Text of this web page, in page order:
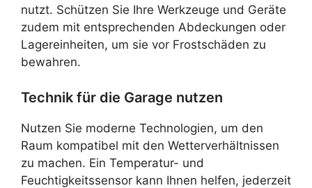
nutzt. Schützen Sie Ihre Werkzeuge und Geräte
zudem mit entsprechenden Abdeckungen oder
Lagereinheiten, um sie vor Frostschäden zu
bewahren.
Technik für die Garage nutzen
Nutzen Sie moderne Technologien, um den
Raum kompatibel mit den Wetterverhältnissen
zu machen. Ein Temperatur- und
Feuchtigkeitssensor kann Ihnen helfen, jederzeit